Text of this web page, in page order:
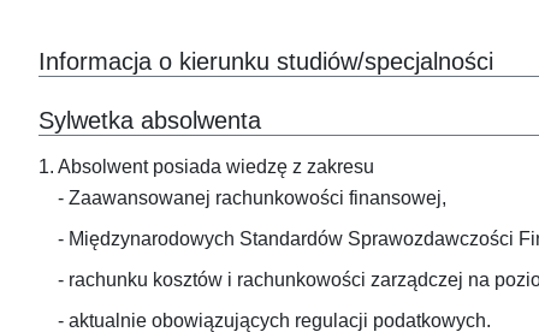
Informacja o kierunku studiów/specjalności
Sylwetka absolwenta
1. Absolwent posiada wiedzę z zakresu
- Zaawansowanej rachunkowości finansowej,
- Międzynarodowych Standardów Sprawozdawczości
- rachunku kosztów i rachunkowości zarządczej na
- aktualnie obowiązujących regulacji podatkowych.